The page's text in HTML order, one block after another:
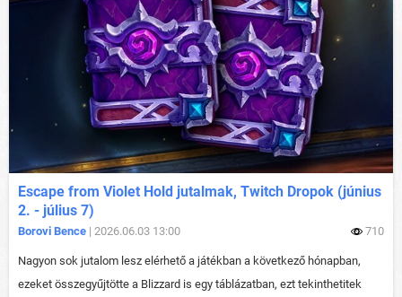
Escape from Violet Hold jutalmak, Twitch Dropok (június
2. - július 7)
Borovi Bence | 2026.06.03 13:00 710
Nagyon sok jutalom lesz elérhető a játékban a következő hónapban,
ezeket összegyűjtötte a Blizzard is egy táblázatban, ezt tekinthetitek